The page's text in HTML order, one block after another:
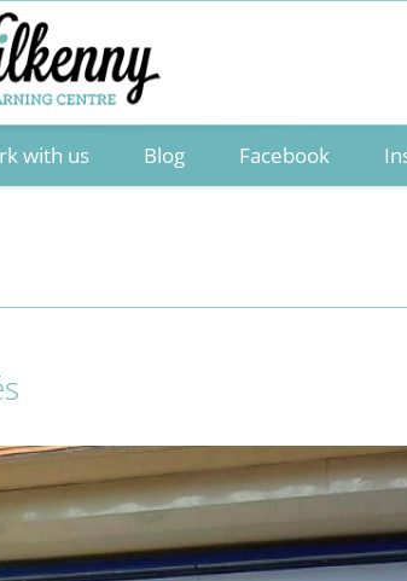
with us Blog Facebook